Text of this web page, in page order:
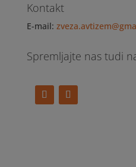
Kontakt
E-mail:
Spremljajte nas tudi